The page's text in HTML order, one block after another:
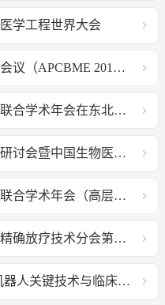
学工程世界大会
2017亚太生物医学工程会议（APCBME 2017）会议通知
2017中国生物医学工程联合学术年会在东北大学召开
医疗大数据应用与发展研讨会暨中国生物医学工程学数字医疗信息化分会2016学术年会会讯
2016中国生物医学工程联合学术年会（高层论坛）会议邀请函
中国生物医学工程学会精确放疗技术分会第四届学术年会在京举办
世界机器人大会-医用机器人关键技术与临床应用论坛在京成功召开